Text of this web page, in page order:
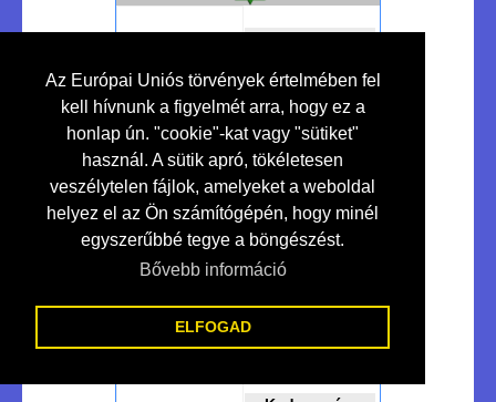
Az Európai Uniós törvények értelmében fel
kell hívnunk a figyelmét arra, hogy ez a
honlap ún. "cookie"-kat vagy "sütiket"
használ. A sütik apró, tökéletesen
veszélytelen fájlok, amelyeket a weboldal
helyez el az Ön számítógépén, hogy minél
egyszerűbbé tegye a böngészést.
Bővebb információ
ELFOGAD
Szolárium Studió...
Makó
Ht-led - Lakossági-ipari Led
Világítás